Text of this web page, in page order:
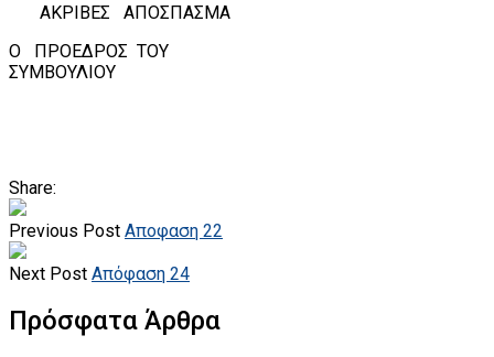
ΑΚΡΙΒΕΣ
ΑΠΟΣΠΑΣΜΑ
Ο
ΠΡΟΕΔΡΟΣ ΤΟΥ
ΣΥΜΒΟΥΛΙΟΥ
Share:
Previous Post Αποφαση 22
Next Post Απόφαση 24
Πρόσφατα Άρθρα